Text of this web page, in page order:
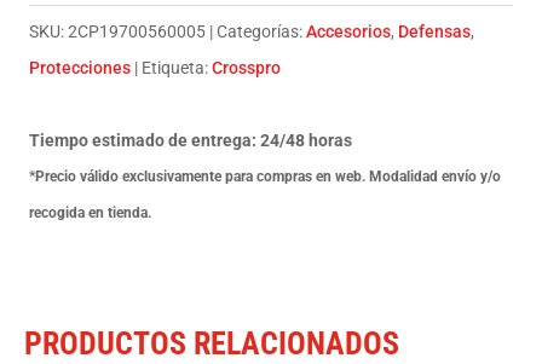
CROSSPRO
BMW
16-
23
NEGRO
SKU:2CP19700560005 Categorías:Accesorios, Defensas,
Protecciones
Etiqueta:Crosspro
Tiempo estimado de entrega: 24/48 horas
*Precio válido exclusivamente para compras en web. Modalidad envío y/o
recogida en tienda.
PRODUCTOS RELACIONADOS